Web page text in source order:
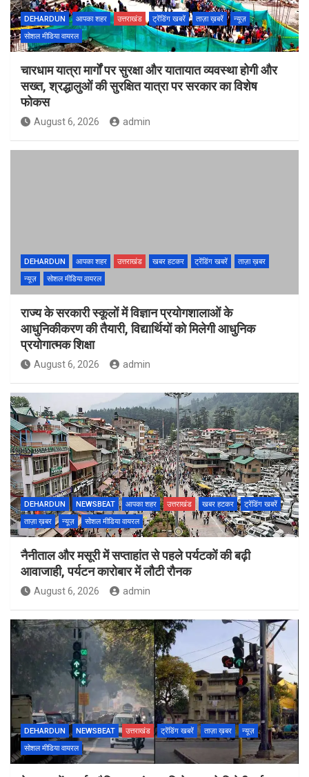
DEHARDUN आपका शहर उत्तराखंड ट्रेंडिंग खबरें ताज़ा ख़बरें
न्यूज़
सोशल मीडिया वायरल
चारधाम यात्रा मार्गों पर सुरक्षा और यातायात व्यवस्था होगी और
सख्त, श्रद्धालुओं की सुरक्षित यात्रा पर सरकार का विशेष
फोकस
August 6, 2026 admin
DEHARDUN आपका शहर उत्तराखंड खबर हटकर ट्रेंडिंग खबरें
ताज़ा ख़बर
न्यूज़
सोशल मीडिया वायरल
राज्य के सरकारी स्कूलों में विज्ञान प्रयोगशालाओं के
आधुनिकीकरण की तैयारी, विद्यार्थियों को मिलेगी आधुनिक
प्रयोगात्मक शिक्षा
August 6, 2026 admin
DEHARDUN NEWSBEAT आपका शहर उत्तराखंड खबर हटकर
ट्रेंडिंग खबरें
ताज़ा ख़बर
न्यूज़ सोशल मीडिया वायरल
नैनीताल और मसूरी में सप्ताहांत से पहले पर्यटकों की बढ़ी
आवाजाही, पर्यटन कारोबार में लौटी रौनक
August 6, 2026 admin
DEHARDUN NEWSBEAT उत्तराखंड ट्रेंडिंग खबरें ताज़ा ख़बर
न्यूज़
सोशल मीडिया वायरल